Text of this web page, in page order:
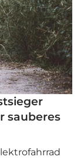
sauberes